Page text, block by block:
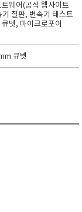
웨어(공식 웹사이트
칠판, 변속기 테스트
벳, 마이크로포어
큐벳